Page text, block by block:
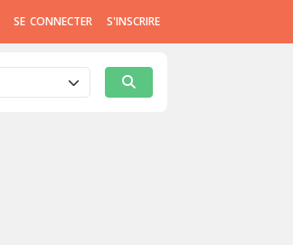
SE CONNECTER S'INSCRIRE